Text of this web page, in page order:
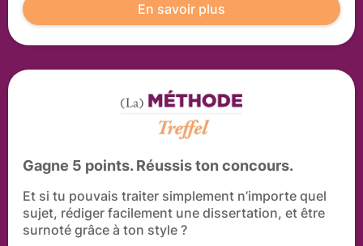
En savoir plus
Gagne 5 points. Réussis ton concours.
Et si tu pouvais traiter simplement n’importe quel
sujet, rédiger facilement une dissertation, et être
surnoté grâce à ton style ?